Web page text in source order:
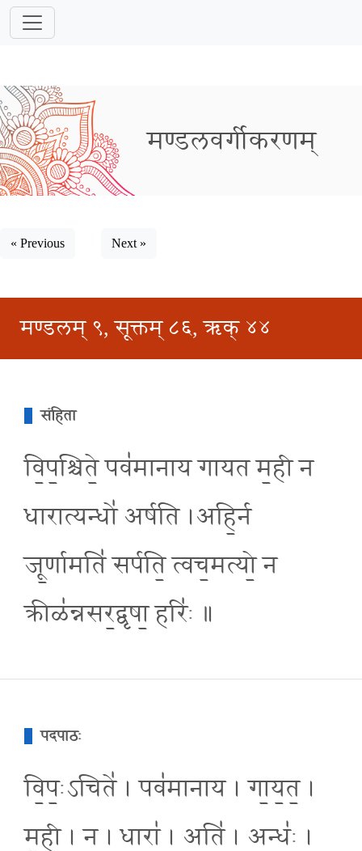
मण्डलवर्गीकरणम्
« Previous Next »
मण्डलम् ९, सूक्तम् ८६, ऋक् ४४
संहिता
वि॒प॒श्चिते॒ पव॑मानाय गायत म॒ही न
धारात्यन्धो॑ अर्षति ।अहि॒र्न
जू॒र्णामति॑ सर्पति॒ त्वच॒मत्यो॒ न
क्रीळ॑न्नसर॒द्वृषा॒ हरि॑ः ॥
पदपाठः
वि॒पः॒ऽचिते॑ । पव॑मानाय । गा॒य॒त॒ ।
म॒ही । न । धारा॑ । अति॑ । अन्धः॑ ।